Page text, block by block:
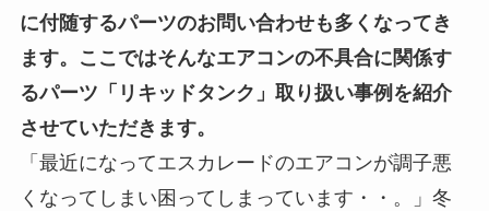
に付随するパーツのお問い合わせも多くなってき
ます。ここではそんなエアコンの不具合に関係す
るパーツ「リキッドタンク」取り扱い事例を紹介
させていただきます。
「最近になってエスカレードのエアコンが調子悪
くなってしまい困ってしまっています・・。」冬